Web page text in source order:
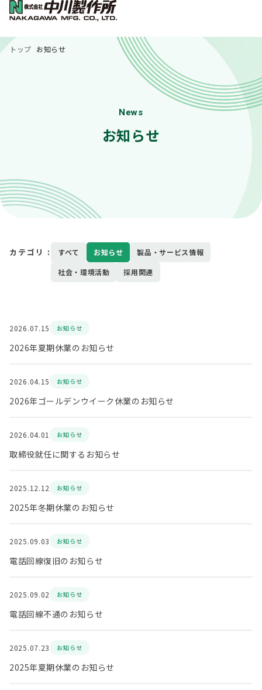
トップ お知らせ
News
お知らせ
カテゴリ : すべて お知らせ
製品・サービス情報
社会・環境活動
採用関連
2026.07.15 お知らせ
2026年夏期休業のお知らせ
2026.04.15 お知らせ
2026年ゴールデンウイーク休業のお知らせ
2026.04.01 お知らせ
取締役就任に関するお知らせ
2025.12.12 お知らせ
2025年冬期休業のお知らせ
2025.09.03 お知らせ
電話回線復旧のお知らせ
2025.09.02 お知らせ
電話回線不通のお知らせ
2025.07.23 お知らせ
2025年夏期休業のお知らせ